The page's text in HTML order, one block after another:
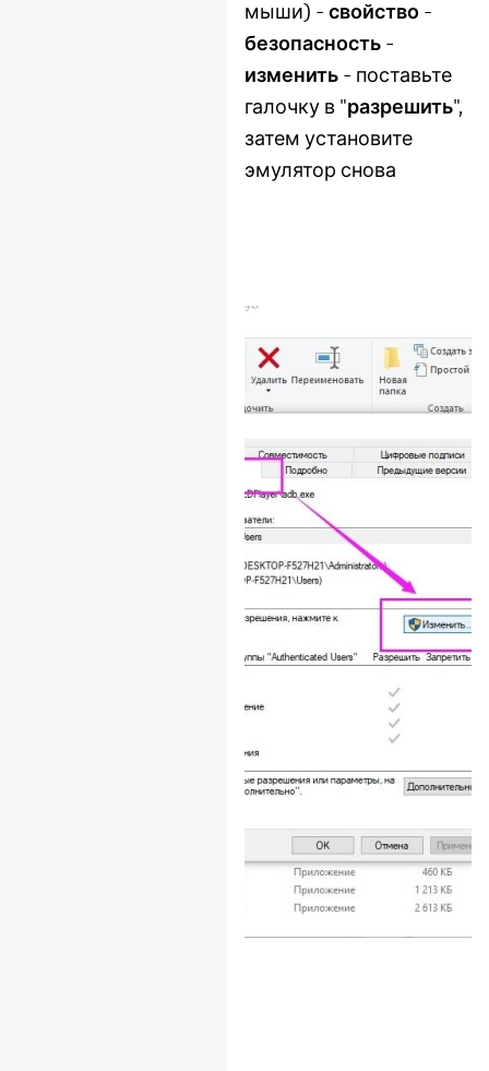
мыши) - свойство -
безопасность -
изменить - поставьте
галочку в "разрешить",
затем установите
эмулятор снова